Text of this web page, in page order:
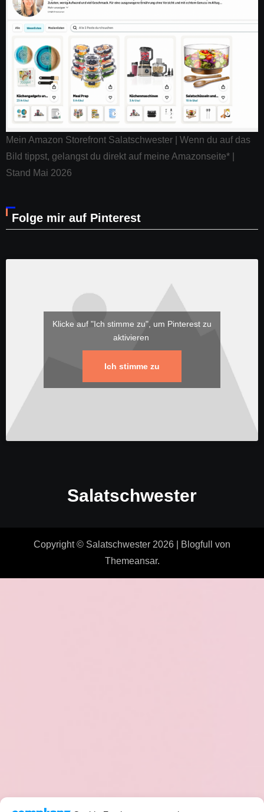
Mein Amazon Storefront Salatschwester | Wenn du auf das
Bild tippst, gelangst du direkt auf meine Amazonseite* |
Stand Mai 2026
Folge mir auf Pinterest
Klicke auf "Ich stimme zu", um Pinterest zu
aktivieren
Ich stimme zu
Salatschwester
Copyright © Salatschwester 2026 Blogfull
von
Themeansar.